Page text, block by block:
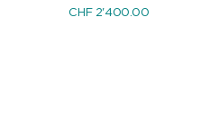
CHF 2'400.00